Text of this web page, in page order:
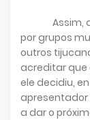
Assim,
por grupos
outros
acreditar que
ele decidiu,
apresentador
a dar o